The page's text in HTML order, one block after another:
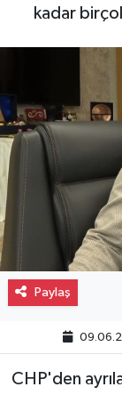
kadar
Paylaş
CHP'den
Magazin
Spor
Eğitim